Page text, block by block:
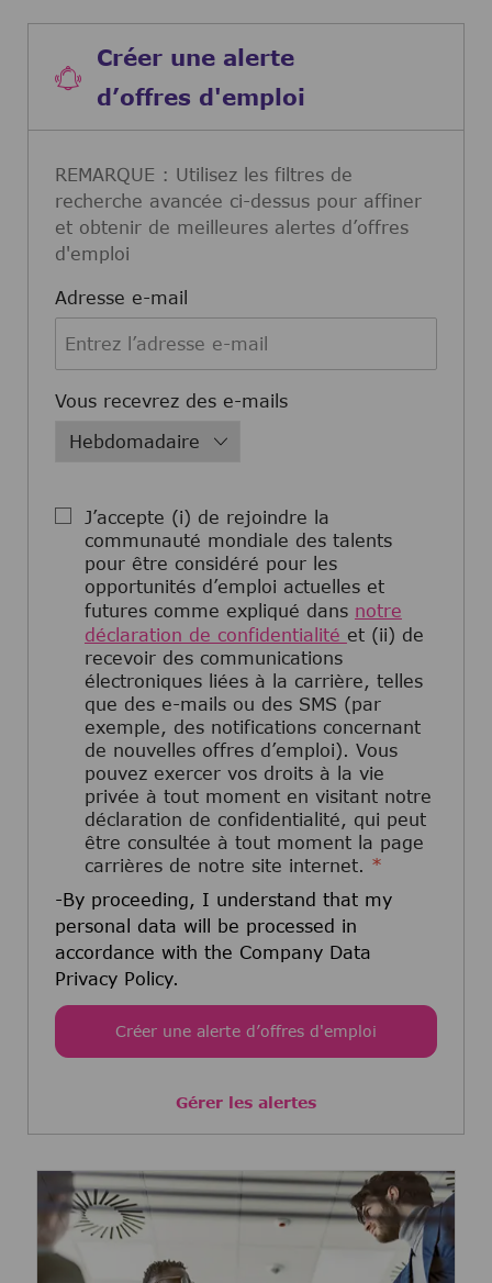
Créer une alerte
d’offres d'emploi
REMARQUE : Utilisez les filtres de
recherche avancée ci-dessus pour affiner
et obtenir de meilleures alertes d’offres
d'emploi
Adresse e-mail Required
Vous recevrez des e-mailsRequired
J’accepte (i) de rejoindre la
communauté mondiale des talents
pour être considéré pour les
opportunités d’emploi actuelles et
futures comme expliqué dans notre
déclaration de confidentialité et (ii) de
recevoir des communications
électroniques liées à la carrière, telles
que des e-mails ou des SMS (par
exemple, des notifications concernant
de nouvelles offres d’emploi). Vous
pouvez exercer vos droits à la vie
privée à tout moment en visitant notre
déclaration de confidentialité, qui peut
être consultée à tout moment la page
carrières de notre site internet.
*
-By proceeding, I understand that my
personal data will be processed in
accordance with the Company Data
Privacy Policy.
Créer une alerte d’offres d'emploi
Gérer les alertes